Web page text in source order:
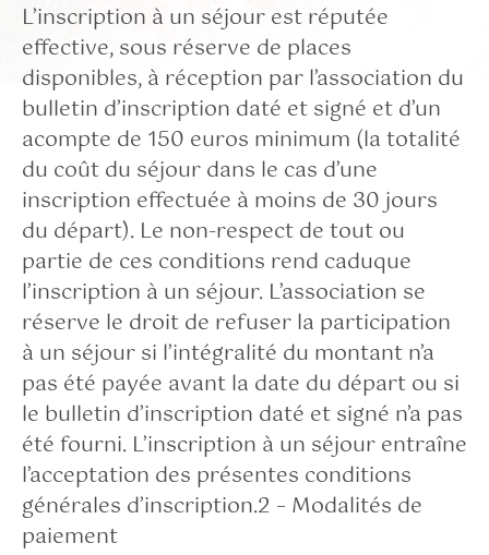
L’inscription à un séjour est réputée
effective, sous réserve de places
disponibles, à réception par l’association du
bulletin d’inscription daté et signé et d’un
acompte de 150 euros minimum (la totalité
du coût du séjour dans le cas d’une
inscription effectuée à moins de 30 jours
du départ). Le non-respect de tout ou
partie de ces conditions rend caduque
l’inscription à un séjour. L’association se
réserve le droit de refuser la participation
à un séjour si l’intégralité du montant n’a
pas été payée avant la date du départ ou si
le bulletin d’inscription daté et signé n’a pas
été fourni. L’inscription à un séjour entraîne
l’acceptation des présentes conditions
générales d’inscription.2 – Modalités de
paiement